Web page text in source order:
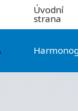
Úvodní
strana